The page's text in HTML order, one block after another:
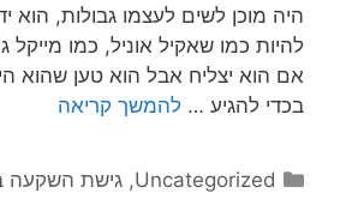
היה מוכן לשים לעצמו גבולות, הוא
להיות כמו שאקיל אוניל, כמו מייקל
אם הוא יצליח אבל הוא טען שהוא
בכדי להגיע … להמשך קריאה
Uncategorized
,גישת השקעה